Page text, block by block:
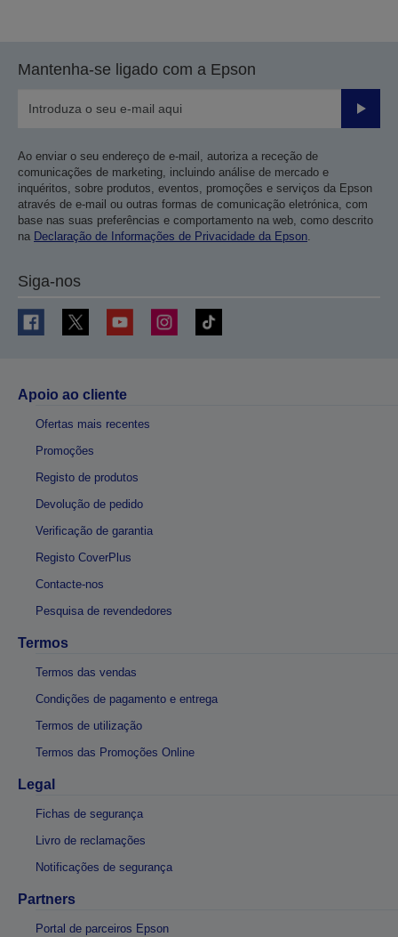
anterior
Mantenha-se ligado com a Epson
Enviar
Ao enviar o seu endereço de e-mail, autoriza a receção de
comunicações de marketing, incluindo análise de mercado e
inquéritos, sobre produtos, eventos, promoções e serviços da Epson
através de e-mail ou outras formas de comunicação eletrónica, com
base nas suas preferências e comportamento na web, como descrito
na Declaração de Informações de Privacidade da Epson.
Siga-nos
Apoio ao cliente
Ofertas mais recentes
Promoções
Registo de produtos
Devolução de pedido
Verificação de garantia
Registo CoverPlus
Contacte-nos
Pesquisa de revendedores
Termos
Termos das vendas
Condições de pagamento e entrega
Termos de utilização
Termos das Promoções Online
Legal
Fichas de segurança
Livro de reclamações
Notificações de segurança
Partners
Portal de parceiros Epson